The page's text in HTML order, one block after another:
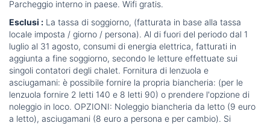
Parcheggio interno in paese. Wifi gratis.
Esclusi : La tassa di soggiorno, (fatturata in base alla tassa
locale imposta / giorno / persona). Al di fuori del periodo dal 1
luglio al 31 agosto, consumi di energia elettrica, fatturati in
aggiunta a fine soggiorno, secondo le letture effettuate sui
singoli contatori degli chalet. Fornitura di lenzuola e
asciugamani: è possibile fornire la propria biancheria: (per le
lenzuola fornire 2 letti 140 e 8 letti 90) o prendere l'opzione di
noleggio in loco. OPZIONI: Noleggio biancheria da letto (9 euro
a letto), asciugamani (8 euro a persona e per cambio). Si